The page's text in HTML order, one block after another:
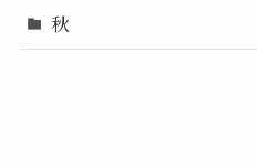
秋